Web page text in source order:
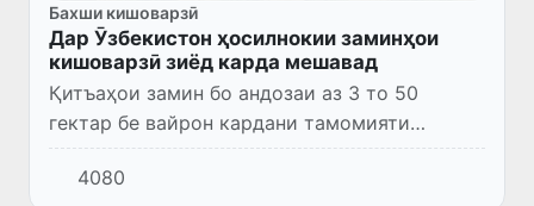
Бахши кишоварзӣ
Дар Ӯзбекистон ҳосилнокии заминҳои
кишоварзӣ зиёд карда мешавад
Қитъаҳои замин бо андозаи аз 3 то 50
гектар бе вайрон кардани тамомияти
контурҳо ва низоми обёрӣ тавассути
музоядаҳои электронии «E-auksion» ба
4080